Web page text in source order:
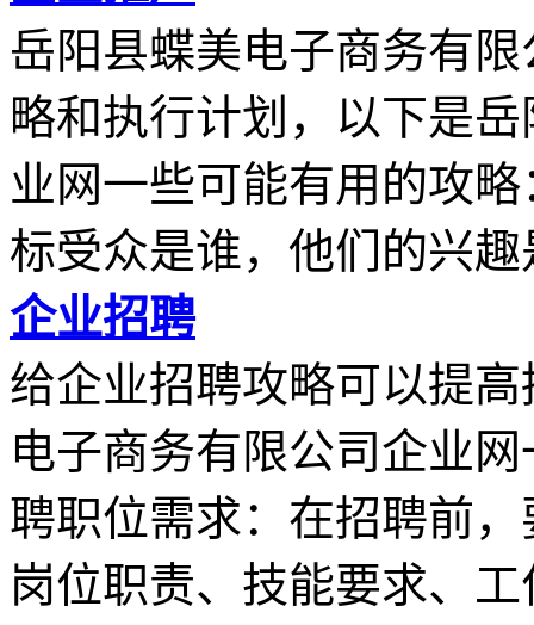
岳阳县蝶美电子商务有
略和执行计划，以下是
业网一些可能有用的攻
标受众是谁，他们的兴趣
企业招聘
给企业招聘攻略可以提
电子商务有限公司企业
聘职位需求：在招聘前
岗位职责、技能要求、工